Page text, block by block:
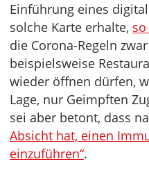
Einführung eines
solche Karte erhalte,
die Corona-Regeln
beispielsweise
wieder öffnen dürfen,
Lage, nur Geimpften
sei aber betont, dass
Absicht hat, einen
einzuführen“.